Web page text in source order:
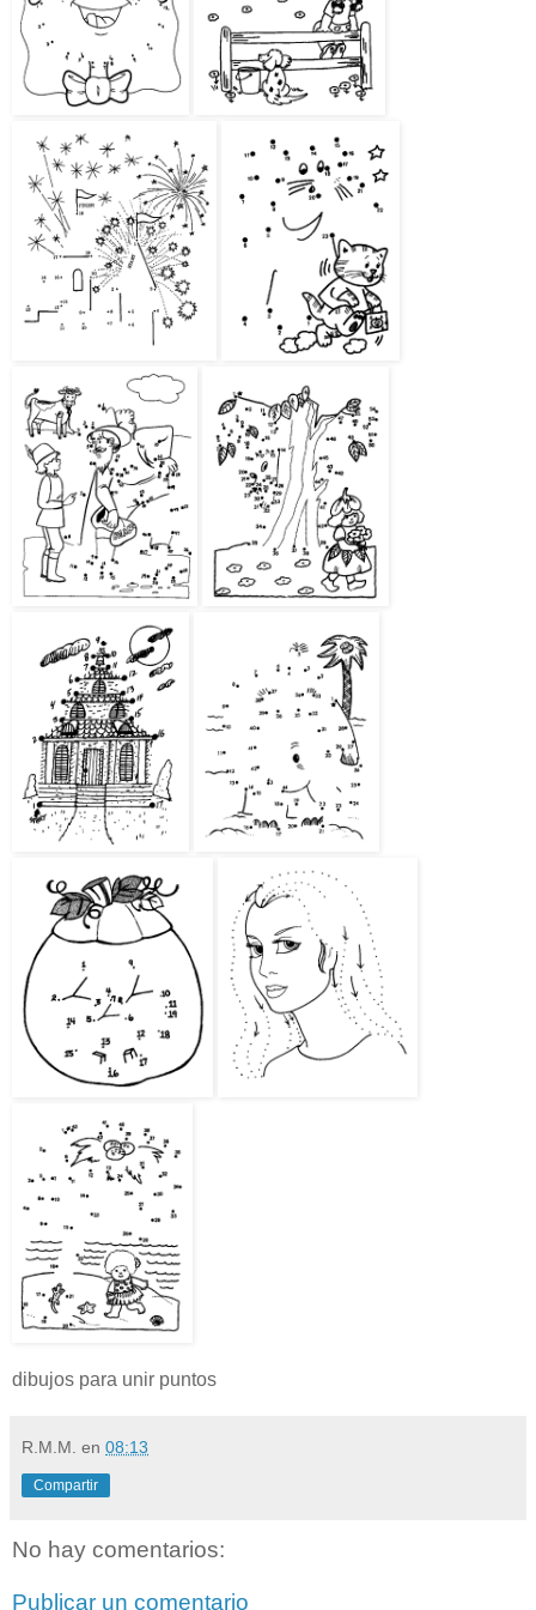
dibujos para unir puntos
R.M.M. en 08:13
Compartir
No hay comentarios:
Publicar un comentario